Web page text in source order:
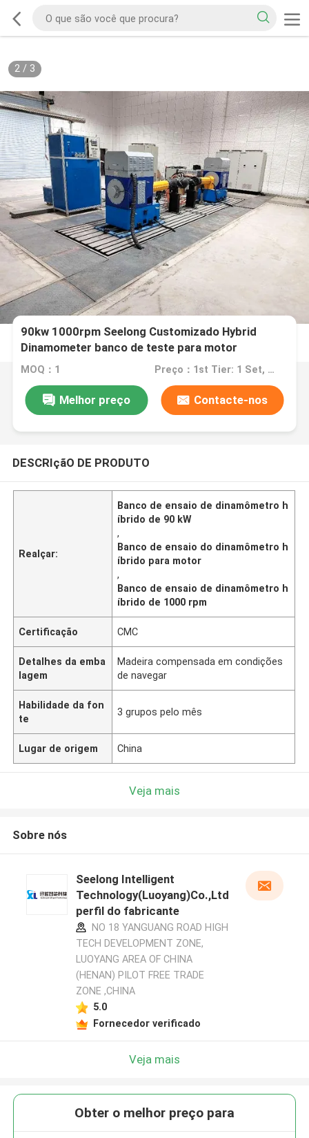
2/ 3
90kw 1000rpm Seelong Customizado Hybrid
Dinamometer banco de teste para motor
MOQ：1 Preço：1st Tier: 1 Set, Unit Price USD 3.00 2nd Tier: 2-5 Sets, Unit Price USD 2.00 3rd Tier: Over 5 Sets, Unit Price USD 1.00
Melhor preço Contacte-nos
DESCRIçãO DE PRODUTO
Realçar:
Banco de ensaio de dinamômetro h
íbrido de 90 kW
,
Banco de ensaio do dinamômetro h
íbrido para motor
,
Banco de ensaio de dinamômetro h
íbrido de 1000 rpm
Certificação CMC
Detalhes da emba
lagem
Madeira compensada em condições
de navegar
Habilidade da fon
te
3 grupos pelo mês
Lugar de origem China
Veja mais
Sobre nós
Seelong Intelligent
Technology(Luoyang)Co.,Ltd
perfil do fabricante
NO 18 YANGUANG ROAD HIGH
TECH DEVELOPMENT ZONE,
LUOYANG AREA OF CHINA
(HENAN) PILOT FREE TRADE
ZONE ,CHINA
5.0
Fornecedor verificado
Veja mais
Obter o melhor preço para